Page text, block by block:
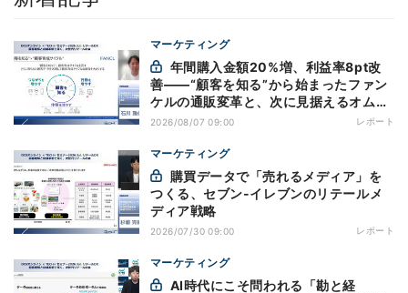
マーケティング
善——“顧客を知る”から始まったファン
ケルの通販変革と、次に見据えるオムニ
チャネル
2026/08/07 09:00 レポート
マーケティング
つくる、セブン-イレブンのリテールメ
ディア戦略
2026/07/30 09:00 レポート
マーケティング